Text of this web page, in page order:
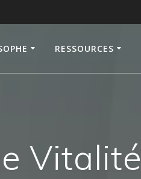
RESSOURCES
Vitalité